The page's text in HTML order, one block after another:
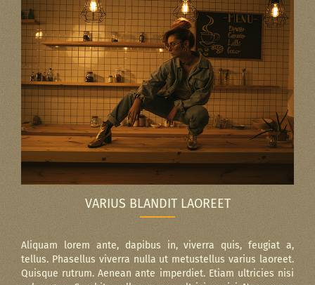
VARIUS BLANDIT LAOREET
Aliquam lorem ante, dapibus in, viverra quis, feugiat a,
tellus. Phasellus viverra nulla ut metustellus varius laoreet.
Quisque rutrum. Aenean ante imperdiet. Etiam ultricies nisi